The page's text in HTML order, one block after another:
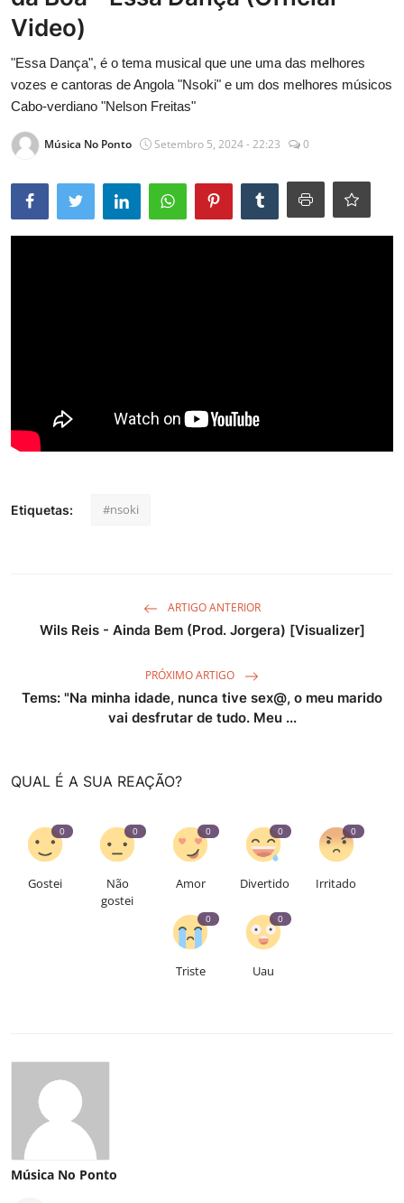
Entrevistas
Mundo
Video)
"Essa Dança", é o tema musical que une uma das melhores
vozes e cantoras de Angola "Nsoki" e um dos melhores músicos
Cabo-verdiano "Nelson Freitas"
Música No Ponto Setembro 5, 2024 - 22:23 0
Etiquetas: #nsoki
ARTIGO ANTERIOR
Wils Reis - Ainda Bem (Prod. Jorgera) [Visualizer]
PRÓXIMO ARTIGO
Tems: "Na minha idade, nunca tive sex@, o meu marido
vai desfrutar de tudo. Meu ...
QUAL É A SUA REAÇÃO?
0
Gostei
0
Não
gostei
0
Amor
0
Divertido
0
Irritado
0
Triste
0
Uau
Música No Ponto